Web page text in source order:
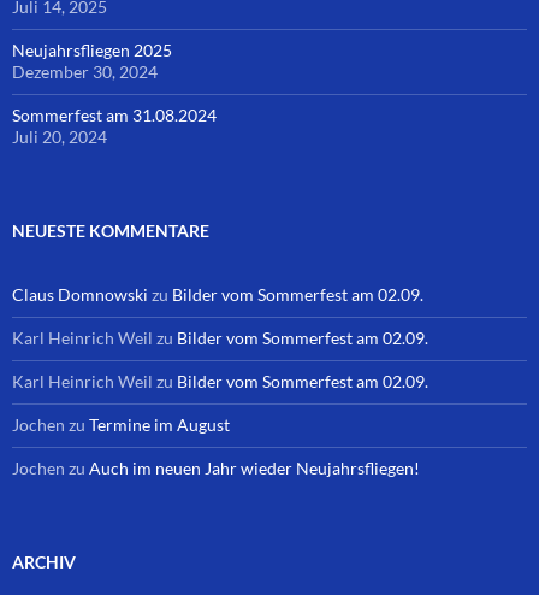
Juli 14, 2025
Neujahrsfliegen 2025
Dezember 30, 2024
Sommerfest am 31.08.2024
Juli 20, 2024
NEUESTE KOMMENTARE
Claus Domnowski zu Bilder vom Sommerfest am 02.09.
Karl Heinrich Weil zu Bilder vom Sommerfest am 02.09.
Karl Heinrich Weil zu Bilder vom Sommerfest am 02.09.
Jochen zu Termine im August
Jochen zu Auch im neuen Jahr wieder Neujahrsfliegen!
ARCHIV